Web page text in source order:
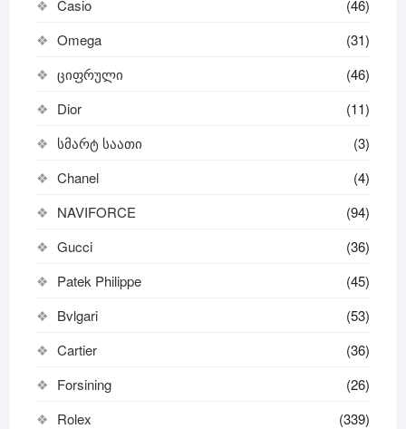
Casio
(46)
Omega
(31)
ციფრული
(46)
Dior
(11)
სმარტ საათი
(3)
Chanel
(4)
NAVIFORCE
(94)
Gucci
(36)
Patek Philippe
(45)
Bvlgari
(53)
Cartier
(36)
Forsining
(26)
Rolex
(339)